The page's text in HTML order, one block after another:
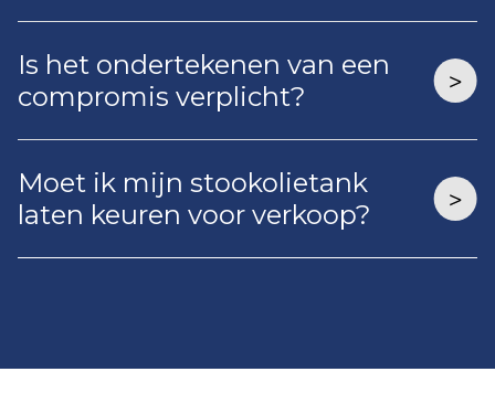
Is het ondertekenen van een
compromis verplicht?
Moet ik mijn stookolietank
laten keuren voor verkoop?